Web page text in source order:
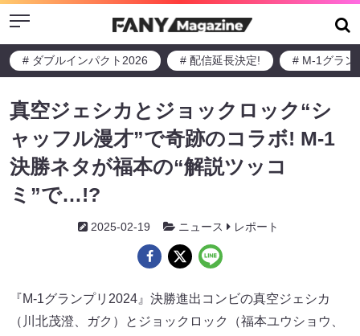
Menu
# ダブルインパクト2026 # 配信延長決定! # M-1グラン
真空ジェシカとジョックロック“シ
ャッフル漫才”で奇跡のコラボ! M-1
決勝ネタが福本の“解説ツッコ
ミ”で…!?
2025-02-19 ニュース レポート
『M-1グランプリ2024』決勝進出コンビの真空ジェシカ
（川北茂澄、ガク）とジョックロック（福本ユウショウ、